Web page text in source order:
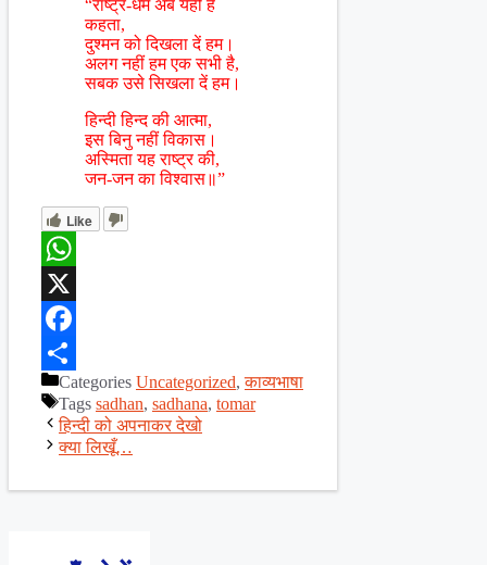
“राष्ट्र-धर्म अब यही है
कहता,
दुश्मन को दिखला दें हम।
अलग नहीं हम एक सभी है,
सबक उसे सिखला दें हम।
हिन्दी हिन्द की आत्मा,
इस बिनु नहीं विकास।
अस्मिता यह राष्ट्र की,
जन-जन का विश्वास॥”
Like
WhatsApp
X
Facebook
ShareCategories Uncategorized,काव्यभाषा
Tags sadhan, sadhana, tomar
हिन्दी को अपनाकर देखो
क्या लिखूँ…